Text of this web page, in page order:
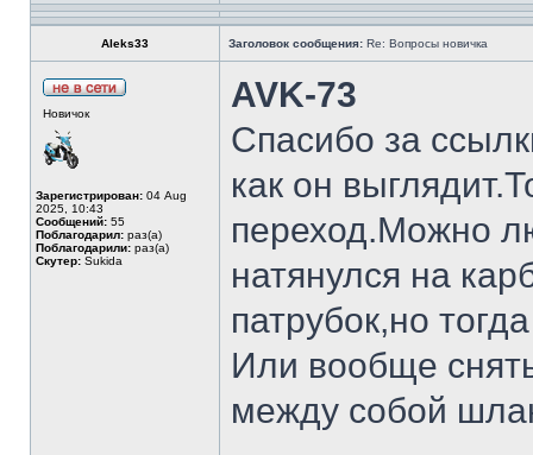
Aleks33 Заголовок сообщения: Re: Вопросы новичка
Новичок
Зарегистрирован: 04 Aug
2025, 10:43
Сообщений: 55
Поблагодарил: раз(а)
Поблагодарили: раз(а)
Скутер: Sukida
AVK-73
Спасибо за
как он
переход.Можно
натянулся на
патрубок,но
Или вообще
между собой